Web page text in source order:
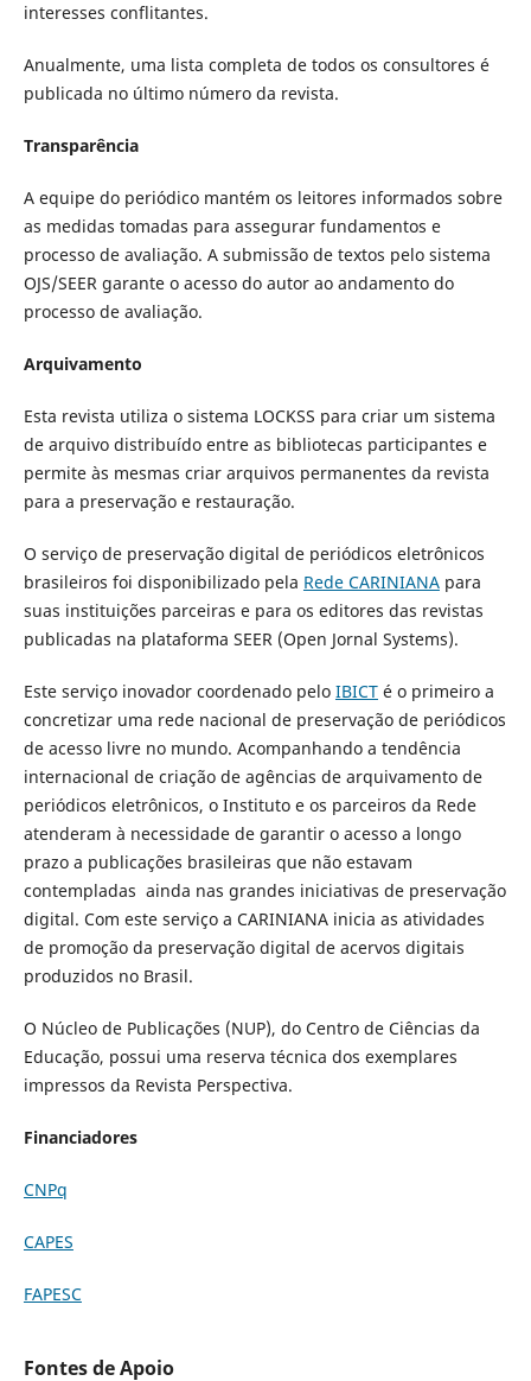
interesses conflitantes.
Anualmente, uma lista completa de todos os consultores é
publicada no último número da revista.
Transparência
A equipe do periódico mantém os leitores informados sobre
as medidas tomadas para assegurar fundamentos e
processo de avaliação. A submissão de textos pelo sistema
OJS/SEER garante o acesso do autor ao andamento do
processo de avaliação.
Arquivamento
Esta revista utiliza o sistema LOCKSS para criar um sistema
de arquivo distribuído entre as bibliotecas participantes e
permite às mesmas criar arquivos permanentes da revista
para a preservação e restauração.
O serviço de preservação digital de periódicos eletrônicos
brasileiros foi disponibilizado pela Rede CARINIANApara
suas instituições parceiras e para os editores das revistas
publicadas na plataforma SEER (Open Jornal Systems).
Este serviço inovador coordenado pelo IBICTé o primeiro a
concretizar uma rede nacional de preservação de periódicos
de acesso livre no mundo. Acompanhando a tendência
internacional de criação de agências de arquivamento de
periódicos eletrônicos, o Instituto e os parceiros da Rede
atenderam à necessidade de garantir o acesso a longo
prazo a publicações brasileiras que não estavam
contempladas ainda nas grandes iniciativas de preservação
digital. Com este serviço a CARINIANA inicia as atividades
de promoção da preservação digital de acervos digitais
produzidos no Brasil.
O Núcleo de Publicações (NUP), do Centro de Ciências da
Educação, possui uma reserva técnica dos exemplares
impressos da Revista Perspectiva.
Financiadores
CNPq
CAPES
FAPESC
Fontes de Apoio